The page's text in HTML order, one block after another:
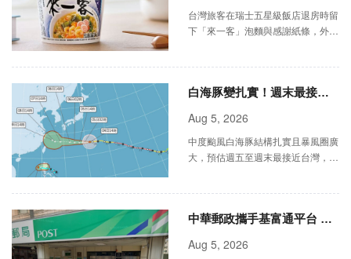
台灣旅客在瑞士五星級飯店退房時留
下「來一客」泡麵與感謝紙條，外國
白海豚變扎實！週末最接近
台灣 首波海警警戒區曝光
Aug 5, 2026
中度颱風白海豚結構扎實且暴風圈廣
大，預估週五至週末最接近台灣，氣
中華郵政攜手基富通平台 線
上買基金無須紙本作業
Aug 5, 2026